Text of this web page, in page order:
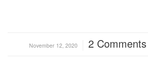
November 12, 2020
/ 2 Comments
/